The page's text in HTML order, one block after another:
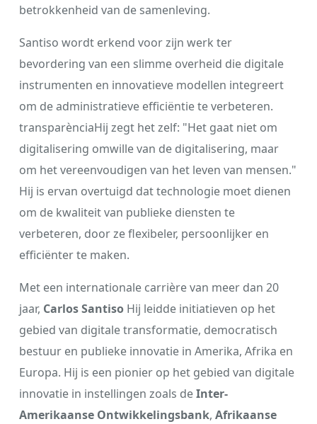
betrokkenheid van de samenleving.
Santiso wordt erkend voor zijn werk ter
bevordering van een slimme overheid die digitale
instrumenten en innovatieve modellen integreert
om de administratieve efficiëntie te verbeteren.
transparènciaHij zegt het zelf: "Het gaat niet om
digitalisering omwille van de digitalisering, maar
om het vereenvoudigen van het leven van mensen."
Hij is ervan overtuigd dat technologie moet dienen
om de kwaliteit van publieke diensten te
verbeteren, door ze flexibeler, persoonlijker en
efficiënter te maken.
Met een internationale carrière van meer dan 20
jaar, Carlos Santiso Hij leidde initiatieven op het
gebied van digitale transformatie, democratisch
bestuur en publieke innovatie in Amerika, Afrika en
Europa. Hij is een pionier op het gebied van digitale
innovatie in instellingen zoals deInter-
Amerikaanse Ontwikkelingsbank, Afrikaanse